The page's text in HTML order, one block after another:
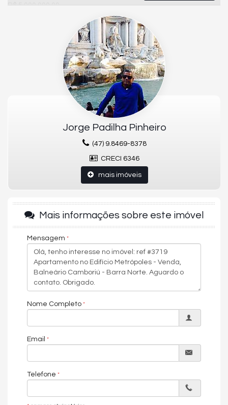
R$ 5.000.000,00
O APARTAMENTO:
565.94m² Área total
Ambiental (2025): R$ 618,73/ano
Banheira Hidromassagem
Closet
Sala de Estar
Interfone
Varanda
Sala de jantar
EMPREENDIMENTO:
Piscina infantil
Academia
Sala de jogos
Playground
Guarita de segurança
Brinquedoteca
Interfone
Quadra poliesportiva
Jorge Padilha Pinheiro
(47) 9.8469-8378
CRECI 6346
mais imóveis
Mais informações sobre este imóvel
Mensagem
Nome Completo
Email
Telefone